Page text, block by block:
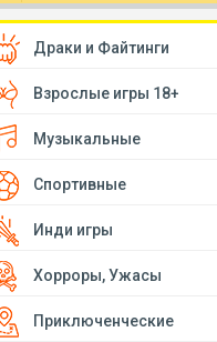
Драки и Файтинги
Взрослые игры 18+
Музыкальные
Спортивные
Инди игры
Хорроры, Ужасы
Приключенческие